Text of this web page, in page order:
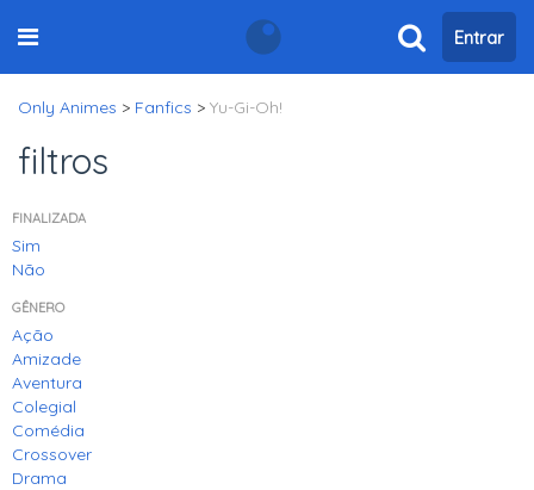
Entrar
Only Animes > Fanfics > Yu-Gi-Oh!
filtros
FINALIZADA
Sim
Não
GÊNERO
Ação
Amizade
Aventura
Colegial
Comédia
Crossover
Drama